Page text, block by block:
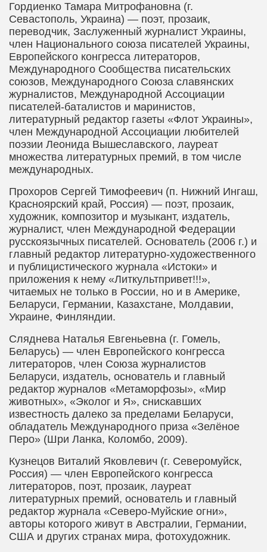
Гордиенко Тамара Митрофановна (г.
Севастополь, Украина) — поэт, прозаик,
переводчик, Заслуженный журналист Украины,
член Национального союза писателей Украины,
Европейского конгресса литераторов,
Международного Сообщества писательских
союзов, Международного Союза славянских
журналистов, Международной Ассоциации
писателей-баталистов и маринистов,
литературный редактор газеты «Флот Украины»,
член Международной Ассоциации любителей
поэзии Леонида Вышеславского, лауреат
множества литературных премий, в том числе
международных.
Прохоров Сергей Тимофеевич (п. Нижний Ингаш,
Красноярский край, Россия) — поэт, прозаик,
художник, композитор и музыкант, издатель,
журналист, член Международной Федерации
русскоязычных писателей. Основатель (2006 г.) и
главный редактор литературно-художественного
и публицистического журнала «Истоки» и
приложения к нему «Литкультпривет!!!»,
читаемых не только в России, но и в Америке,
Беларуси, Германии, Казахстане, Молдавии,
Украине, Финляндии.
Сляднева Наталья Евгеньевна (г. Гомель,
Беларусь) — член Европейского конгресса
литераторов, член Союза журналистов
Беларуси, издатель, основатель и главный
редактор журналов «Метаморфозы», «Мир
животных», «Эколог и Я», снискавших
известность далеко за пределами Беларуси,
обладатель Международного приза «Зелёное
Перо» (Шри Ланка, Коломбо, 2009).
Кузнецов Виталий Яковлевич (г. Северомуйск,
Россия) — член Европейского конгресса
литераторов, поэт, прозаик, лауреат
литературных премий, основатель и главный
редактор журнала «Северо-Муйские огни»,
авторы которого живут в Австралии, Германии,
США и других странах мира, фотохудожник.